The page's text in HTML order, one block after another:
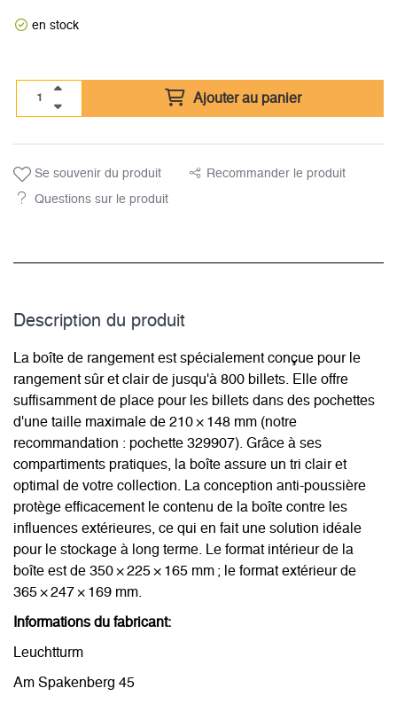
en stock
Ajouter au panier
Se souvenir du produit Recommander le produit
Questions sur le produit
Description du­ produit
La boîte de rangement est spécialement conçue pour le
rangement sûr et clair de jusqu'à 800 billets. Elle offre
suffisamment de place pour les billets dans des pochettes
d'une taille maximale de 210 × 148 mm (notre
recommandation : pochette 329907). Grâce à ses
compartiments pratiques, la boîte assure un tri clair et
optimal de votre collection. La conception anti-poussière
protège efficacement le contenu de la boîte contre les
influences extérieures, ce qui en fait une solution idéale
pour le stockage à long terme. Le format intérieur de la
boîte est de 350 × 225 × 165 mm ; le format extérieur de
365 × 247 × 169 mm.
Informations du fabricant:
Leuchtturm
Am Spakenberg 45